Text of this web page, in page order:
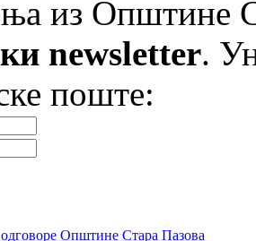
из Општине
newsletter.
поште: